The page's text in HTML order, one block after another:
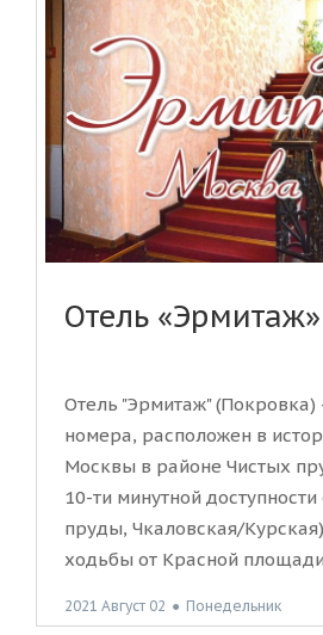
Отель «Эрмитаж»
Отель "Эрмитаж" (Покровка)
номера, расположен в
Москвы в районе Чистых
10-ти минутной
пруды, Чкаловская/
ходьбы от Красной
2021 Август 02 ● Понедельник